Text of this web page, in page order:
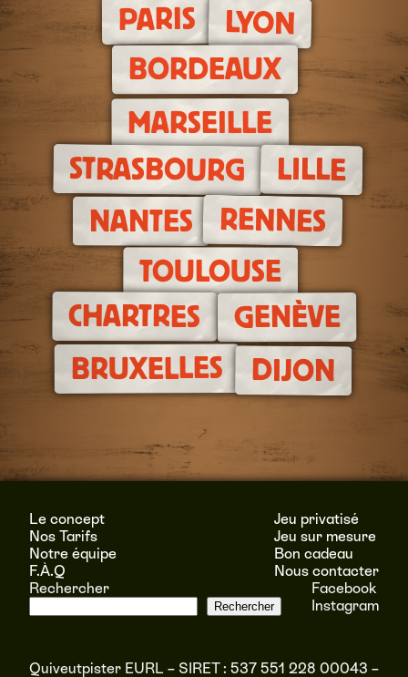
PARIS LYON
BORDEAUX
MARSEILLE
STRASBOURG LILLE
NANTES RENNES
TOULOUSE
CHARTRES GENÈVE
BRUXELLES DIJON
Le concept
Nos Tarifs
Notre équipe
F.À.Q
Jeu privatisé
Jeu sur mesure
Bon cadeau
Nous contacter
Rechercher
Rechercher
Facebook
Instagram
Quiveutpister EURL – SIRET : 537 551 228 00043 –